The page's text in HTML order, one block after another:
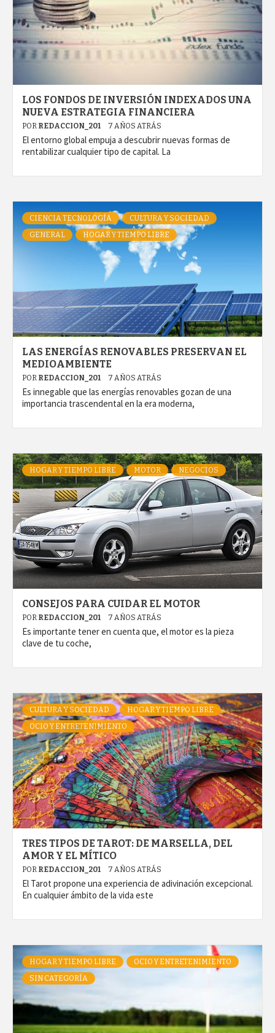
LOS FONDOS DE INVERSIÓN INDEXADOS UNA
NUEVA ESTRATEGIA FINANCIERA
POR REDACCION_201 7 AÑOS ATRÁS
El entorno global empuja a descubrir nuevas formas de
rentabilizar cualquier tipo de capital. La
CIENCIA TECNOLOGÍA
CULTURA Y SOCIEDAD
GENERAL
HOGAR Y TIEMPO LIBRE
LAS ENERGÍAS RENOVABLES PRESERVAN EL
MEDIOAMBIENTE
POR REDACCION_201 7 AÑOS ATRÁS
Es innegable que las energías renovables gozan de una
importancia trascendental en la era moderna,
HOGAR Y TIEMPO LIBRE MOTOR NEGOCIOS
CONSEJOS PARA CUIDAR EL MOTOR
POR REDACCION_201 7 AÑOS ATRÁS
Es importante tener en cuenta que, el motor es la pieza
clave de tu coche,
CULTURA Y SOCIEDAD
HOGAR Y TIEMPO LIBRE
OCIO Y ENTRETENIMIENTO
TRES TIPOS DE TAROT: DE MARSELLA, DEL
AMOR Y EL MÍTICO
POR REDACCION_201 7 AÑOS ATRÁS
El Tarot propone una experiencia de adivinación excepcional.
En cualquier ámbito de la vida este
HOGAR Y TIEMPO LIBRE
OCIO Y ENTRETENIMIENTO
SIN CATEGORÍA